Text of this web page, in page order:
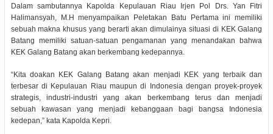
Dalam sambutannya Kapolda Kepulauan Riau Irjen Pol Drs. Yan Fitri
Halimansyah, M.H menyampaikan Peletakan Batu Pertama ini memiliki
sebuah makna khusus yang berarti akan dimulainya situasi di KEK Galang
Batang memiliki satuan-satuan pengamanan yang menandakan bahwa
KEK Galang Batang akan berkembang kedepannya.
“Kita doakan KEK Galang Batang akan menjadi KEK yang terbaik dan
terbesar di Kepulauan Riau maupun di Indonesia dengan proyek-proyek
strategis, industri-industri yang akan berkembang terus dan menjadi
sebuah kawasan yang menjadi kebanggaan bagi bangsa Indonesia
kedepan,” kata Kapolda Kepri.